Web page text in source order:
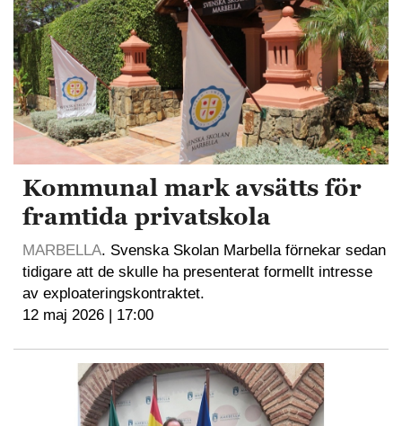
Kommunal mark avsätts för
framtida privatskola
MARBELLA. Svenska Skolan Marbella förnekar sedan
tidigare att de skulle ha presenterat formellt intresse
av exploateringskontraktet.
12 maj 2026 | 17:00